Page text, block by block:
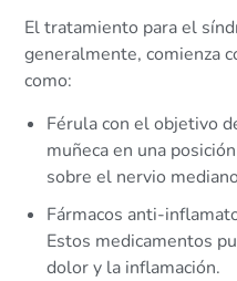
El tratamiento para el
generalmente, comienza
como:
Férula con el objetivo
muñeca en una
sobre el nervio
Fármacos anti-
Estos medicamentos
dolor y la inflamación.